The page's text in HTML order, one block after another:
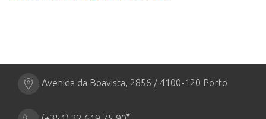
Avenida da Boavista, 2856 / 4100-120 Porto
*